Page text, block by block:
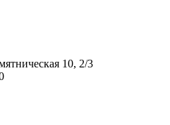
10, 2/3